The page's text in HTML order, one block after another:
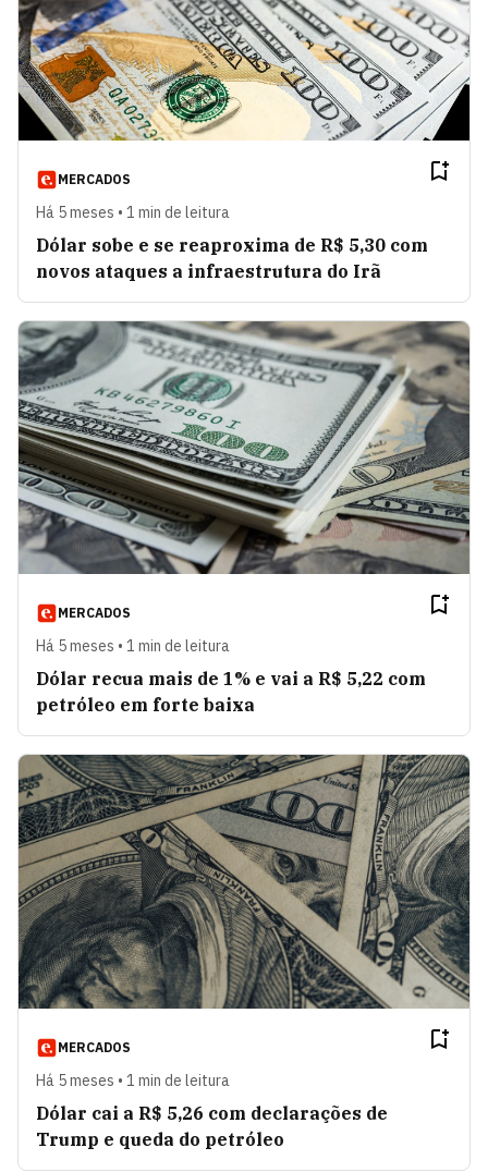
MERCADOS
Há 5 meses • 1 min de leitura
Dólar sobe e se reaproxima de R$ 5,30 com
novos ataques a infraestrutura do Irã
MERCADOS
Há 5 meses • 1 min de leitura
Dólar recua mais de 1% e vai a R$ 5,22 com
petróleo em forte baixa
MERCADOS
Há 5 meses • 1 min de leitura
Dólar cai a R$ 5,26 com declarações de
Trump e queda do petróleo